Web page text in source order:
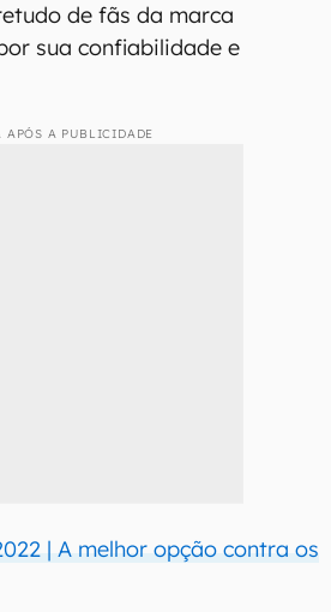
de fãs da marca
sua confiabilidade e
APÓS A PUBLICIDADE
| A melhor opção contra os